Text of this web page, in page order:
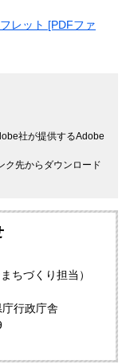
レット [PDFファ
社が提供するAdobe
ク先からダウンロード
ちづくり担当）
行政庁舎